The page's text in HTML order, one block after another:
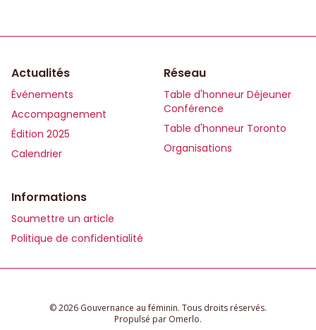
Actualités
Événements
Accompagnement
Édition 2025
Calendrier
Réseau
Table d'honneur Déjeuner
Conférence
Table d'honneur Toronto
Organisations
Informations
Soumettre un article
Politique de confidentialité
© 2026 Gouvernance au féminin. Tous droits réservés.
Propulsé par Omerlo.